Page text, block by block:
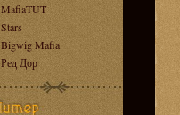
MafiaTUT
Stars
Bigwig Mafia
Ред Дор